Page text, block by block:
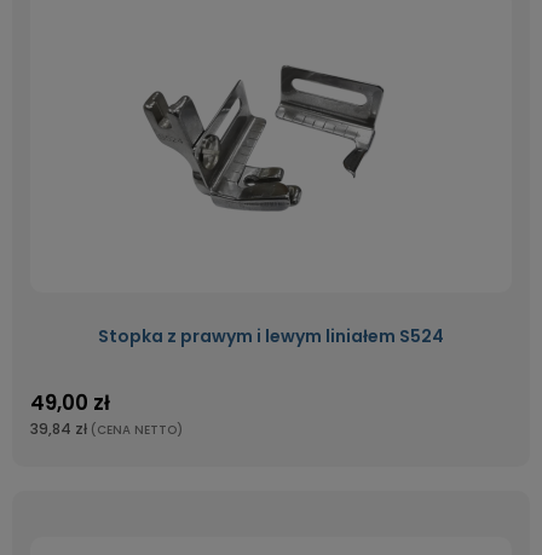
Stopka z prawym i lewym liniałem S524
49,00 zł
39,84 zł (CENA NETTO)